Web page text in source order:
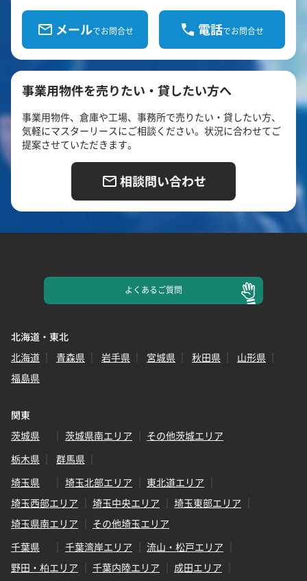
メールでお問合せ 電話でお問合せ
事業用物件を売りたい・貸したい方へ
事業用物件、倉庫や工場、事務所で売りたい・貸したい方、
気軽にマスターリースにご相談ください。状況に合わせてご
提案させていただきます。
相談問い合わせ
よくあるご質問
北海道・東北
北海道
青森県 岩手県 宮城県 秋田県
山形県
福島県
関東
茨城県
茨城県南エリア
その他茨城エリア
栃木県
群馬県
埼玉県
埼玉北部エリア
東北道エリア
埼玉西部エリア
埼玉中央エリア
埼玉東部エリア
埼玉県南エリア
その他埼玉エリア
千葉県
千葉湾岸エリア
流山・松戸エリア
野田・柏エリア
千葉内陸エリア
成田エリア